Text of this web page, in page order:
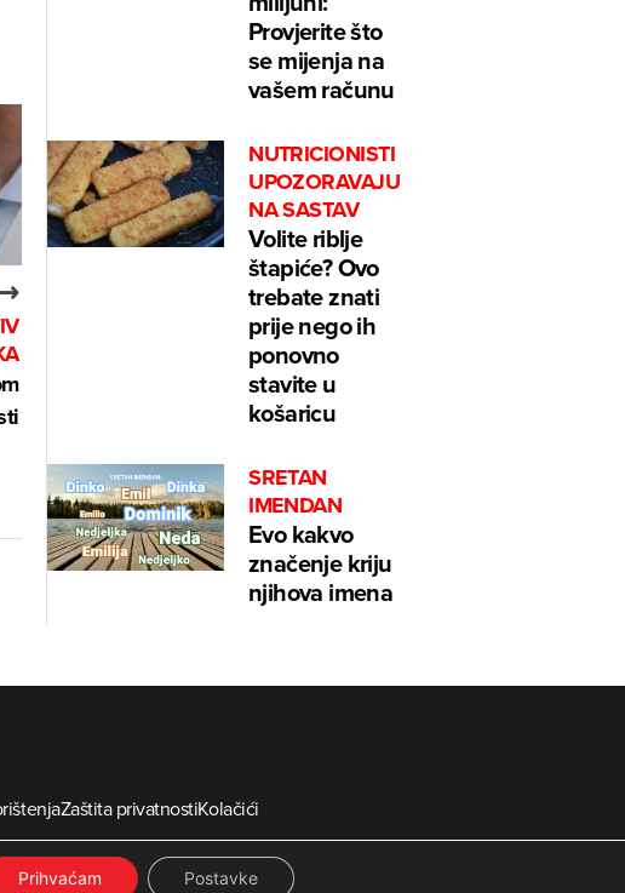
Provjerite što
se mijenja na
vašem računu
NUTRICIONISTI
UPOZORAVAJU
NA SASTAV
Volite riblje
štapiće? Ovo
trebate znati
prije nego ih
ponovno
stavite u
košaricu
SRETAN
IMENDAN
Evo kakvo
značenje kriju
njihova imena
Zaštita privatnostiKolačići
bykrMedia
Prihvaćam Postavke